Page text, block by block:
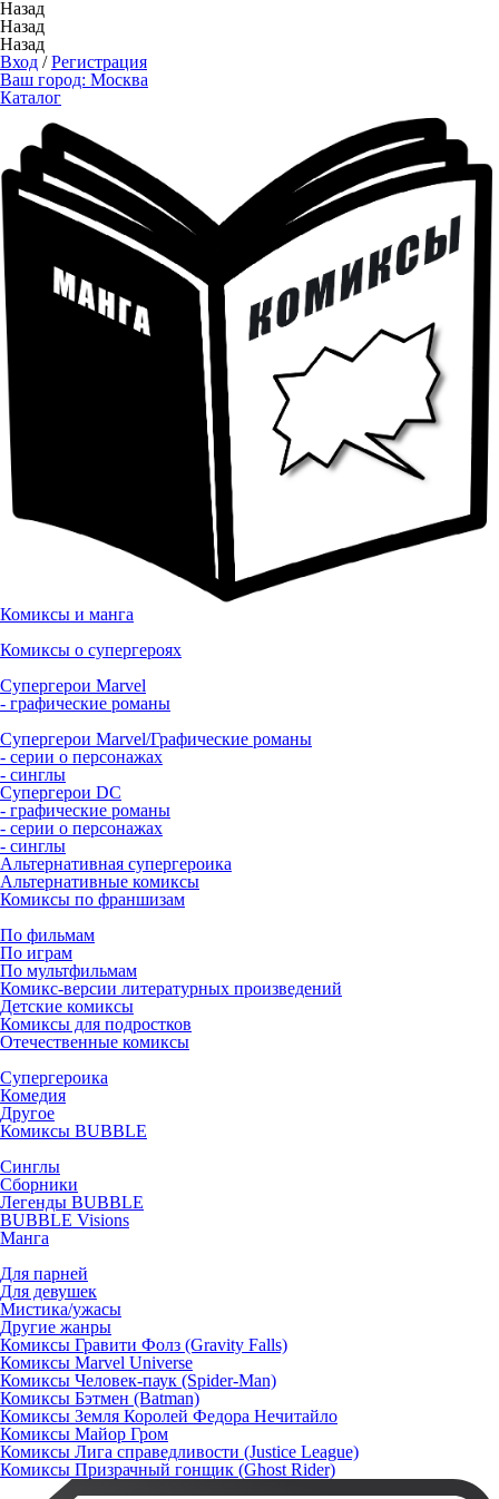
Назад
Назад
Назад
Вход /Регистрация
Ваш город: Москва
Каталог
Комиксы и манга
Комиксы о супергероях
Супергерои Marvel
- графические романы
Супергерои Marvel/Графические романы
- серии о персонажах
- синглы
Супергерои DC
- графические романы
- серии о персонажах
- синглы
Альтернативная супергероика
Альтернативные комиксы
Комиксы по франшизам
По фильмам
По играм
По мультфильмам
Комикс-версии литературных произведений
Детские комиксы
Комиксы для подростков
Отечественные комиксы
Супергероика
Комедия
Другое
Комиксы BUBBLE
Синглы
Сборники
Легенды BUBBLE
BUBBLE Visions
Манга
Для парней
Для девушек
Мистика/ужасы
Другие жанры
Комиксы Гравити Фолз (Gravity Falls)
Комиксы Marvel Universe
Комиксы Человек-паук (Spider-Man)
Комиксы Бэтмен (Batman)
Комиксы Земля Королей Федора Нечитайло
Комиксы Майор Гром
Комиксы Лига справедливости (Justice League)
Комиксы Призрачный гонщик (Ghost Rider)